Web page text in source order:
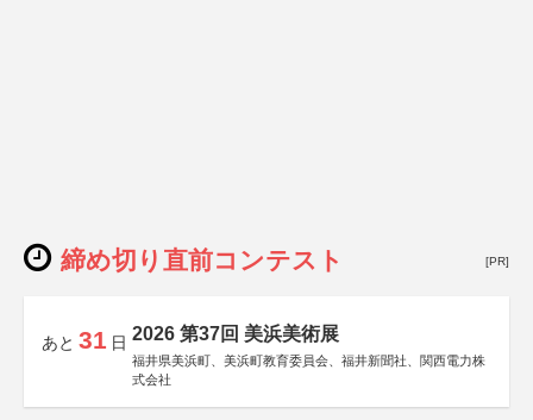
締め切り直前コンテスト [PR]
あと 31 日 2026 第37回 美浜美術展
福井県美浜町、美浜町教育委員会、福井新聞社、関西電力株
式会社